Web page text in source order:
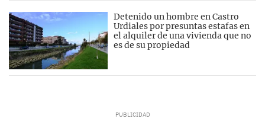
Detenido un hombre en Castro
Urdiales por presuntas estafas en
el alquiler de una vivienda que no
es de su propiedad